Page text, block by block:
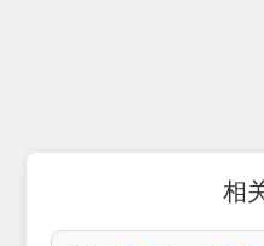
相